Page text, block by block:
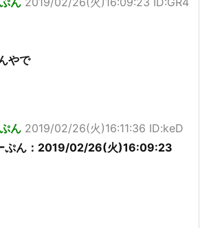
やで
ん 2019/02/26(火)16:11:36 ID:keD
ぷん：2019/02/26(火)16:09:23